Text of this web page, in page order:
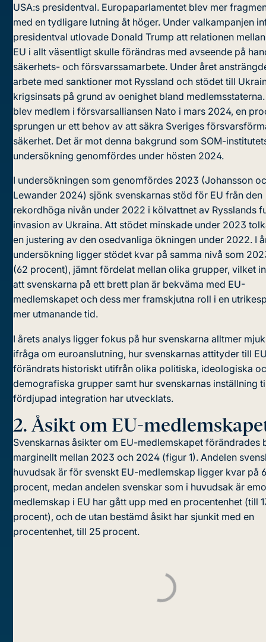
USA:s presidentval. Europaparlamentet blev mer
med en tydligare lutning åt höger. Under valkampanjen
presidentval utlovade Donald Trump att relationen
EU i allt väsentligt skulle förändras med avseende på
säkerhets- och försvarssamarbete. Under året
arbete med sanktioner mot Ryssland och stödet till
krigsinsats på grund av oenighet bland
blev medlem i försvarsalliansen Nato i mars 2024, en
sprungen ur ett behov av att säkra Sveriges
säkerhet. Det är mot denna bakgrund som SOM-
undersökning genomfördes under hösten 2024.
I undersökningen som genomfördes 2023 (Johansson
Lewander 2024) sjönk svenskarnas stöd för EU från den
rekordhöga nivån under 2022 i kölvattnet av Rysslands
invasion av Ukraina. Att stödet minskade under 2023
en justering av den osedvanliga ökningen under 2022. I
undersökning ligger stödet kvar på samma nivå som
(62 procent), jämnt fördelat mellan olika grupper, vilket
att svenskarna på ett brett plan är bekväma med EU-
medlemskapet och dess mer framskjutna roll i en
mer utmanande tid.
I årets analys ligger fokus på hur svenskarna alltmer
ifråga om euroanslutning, hur svenskarnas attityder till
förändrats historiskt utifrån olika politiska, ideologiska
demografiska grupper samt hur svenskarnas inställning
fördjupad integration har utvecklats.
2. Åsikt om EU-
Svenskarnas åsikter om EU-medlemskapet förändrades
marginellt mellan 2023 och 2024 (figur 1). Andelen
huvudsak är för svenskt EU-medlemskap ligger kvar på
procent, medan andelen svenskar som i huvudsak är
medlemskap i EU har gått upp med en procentenhet (till
procent), och de utan bestämd åsikt har sjunkit med en
procentenhet, till 25 procent.